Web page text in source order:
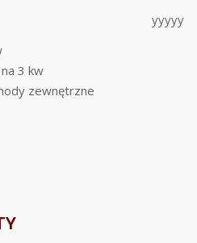
3 kw
zewnętrzne
yyyyy